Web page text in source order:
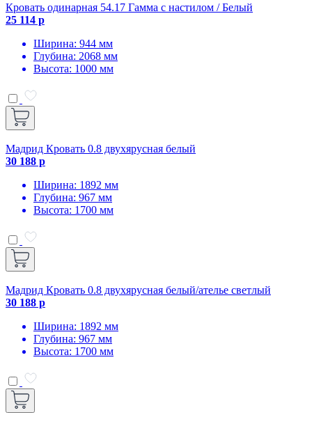
Кровать одинарная 54.17 Гамма с настилом / Белый
25 114 р
Ширина: 944 мм
Глубина: 2068 мм
Высота: 1000 мм
Мадрид Кровать 0.8 двухярусная белый
30 188 р
Ширина: 1892 мм
Глубина: 967 мм
Высота: 1700 мм
Мадрид Кровать 0.8 двухярусная белый/ателье светлый
30 188 р
Ширина: 1892 мм
Глубина: 967 мм
Высота: 1700 мм